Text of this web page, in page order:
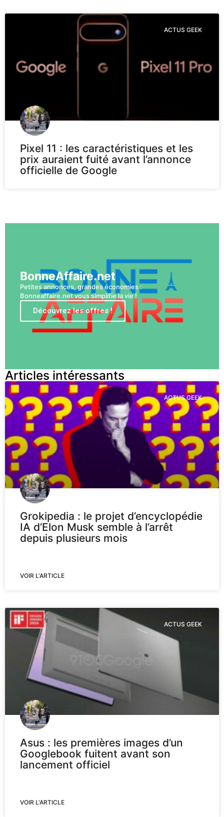
ACTUS GEEK
Pixel 11 : les caractéristiques et les
prix auraient fuité avant l’annonce
officielle de Google
BonneAffaire.net
Petites annonces, grandes économies :
Bonneaffaire.net vous simplifie la vie !
Découvrez les offres !
Articles intéressants
ACTUS GEEK
Grokipedia : le projet d’encyclopédie
IA d’Elon Musk semble à l’arrêt
depuis plusieurs mois
VOIR L'ARTICLE
ACTUS GEEK
Asus : les premières images d’un
Googlebook fuitent avant son
lancement officiel
VOIR L'ARTICLE